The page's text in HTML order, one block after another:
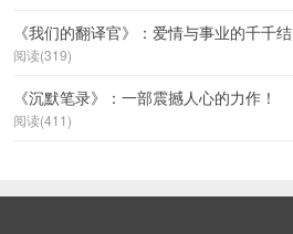
《我们的翻译官》：爱情与事业的千千结
阅读(319)
《沉默笔录》：一部震撼人心的力作！
阅读(411)